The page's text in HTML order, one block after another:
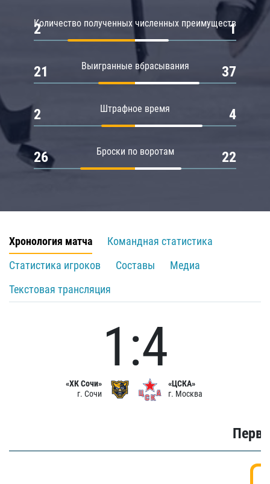
Количество полученных численных преимуществ
2 1
Выигранные вбрасывания
21 37
Штрафное время
2 4
Броски по воротам
26 22
Хронология матча
Командная статистика
Статистика игроков
Составы
Медиа
Текстовая трансляция
«ХК Сочи»
г. Сочи
1:4
«ЦСКА»
г. Москва